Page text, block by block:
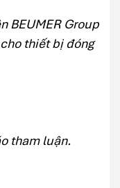
BEUMER Group
thiết bị đóng
tham luận.